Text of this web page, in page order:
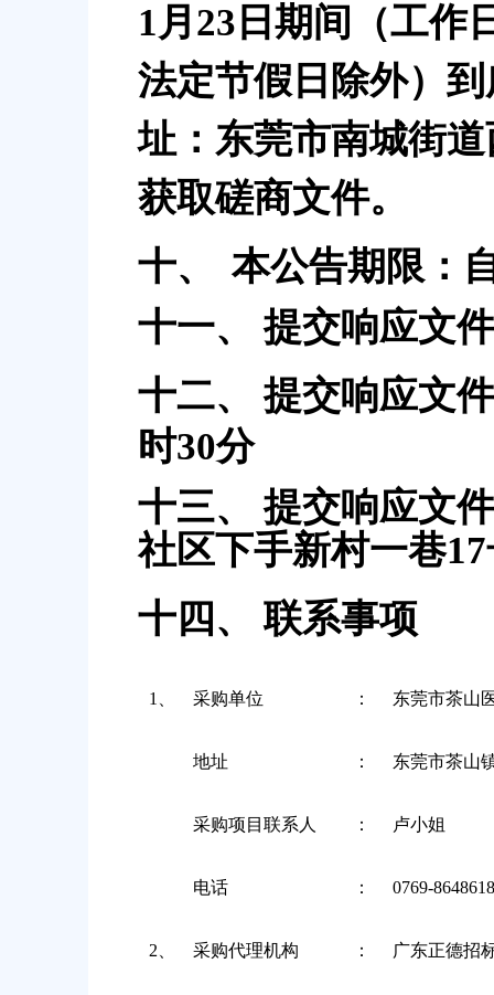
1月23日期间（工作
法定节假日除外）
址：东莞市南城街
获取磋商文件。
十、
本公告期限：
十一、提交响应文
十二、提交响应文
时30分
十三、提交响应文
社区下手新村一巷
十四、联系事项
1、 采购单位 ： 东莞市茶山
地址 ： 东莞市茶山
采购项目联系人 ： 卢小姐
电话 ： 0769-
2、 采购代理机构 ： 广东正德招